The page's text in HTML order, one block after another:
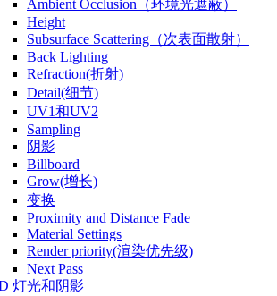
Ambient Occlusion（环境光遮蔽）
Height
Subsurface Scattering（次表面散射）
Back Lighting
Refraction(折射)
Detail(细节)
UV1和UV2
Sampling
阴影
Billboard
Grow(增长)
变换
Proximity and Distance Fade
Material Settings
Render priority(渲染优先级)
Next Pass
灯光和阴影